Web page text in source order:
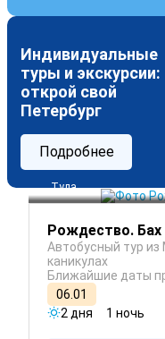
Индивидуальные
туры и экскурсии:
открой свой
Петербург
Подробнее
Тула
Рождество. Бах
Автобусный тур из
каникулах
Ближайшие даты
06.01
2 дня
1 ночь